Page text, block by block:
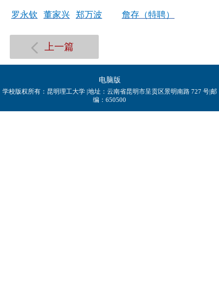
罗永钦 董家兴 郑万波 詹存（特聘）
上一篇
电脑版
学校版权所有：昆明理工大学 |地址：云南省昆明市呈贡区景明南路 727 号|邮
编：650500